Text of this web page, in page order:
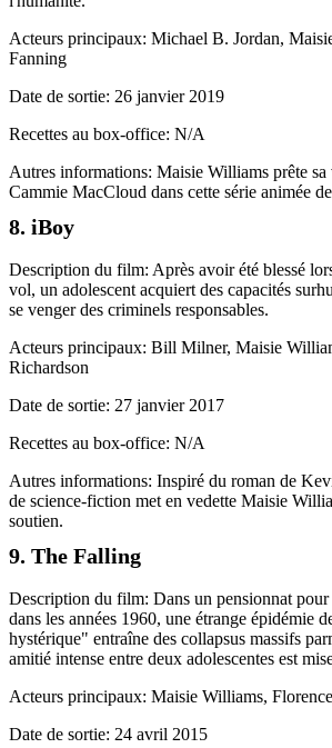
Acteurs principaux: Michael B. Jordan,
Fanning
Date de sortie: 26 janvier 2019
Recettes au box-office: N/A
Autres informations: Maisie Williams prête sa
Cammie MacCloud dans cette série animée
8. iBoy
Description du film: Après avoir été blessé
vol, un adolescent acquiert des capacités
se venger des criminels responsables.
Acteurs principaux: Bill Milner, Maisie
Richardson
Date de sortie: 27 janvier 2017
Recettes au box-office: N/A
Autres informations: Inspiré du roman de
de science-fiction met en vedette Maisie
soutien.
9. The Falling
Description du film: Dans un pensionnat
dans les années 1960, une étrange épidémie
hystérique" entraîne des collapsus massifs
amitié intense entre deux adolescentes est
Acteurs principaux: Maisie Williams,
Date de sortie: 24 avril 2015